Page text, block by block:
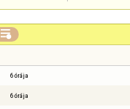

6 órája
6 órája